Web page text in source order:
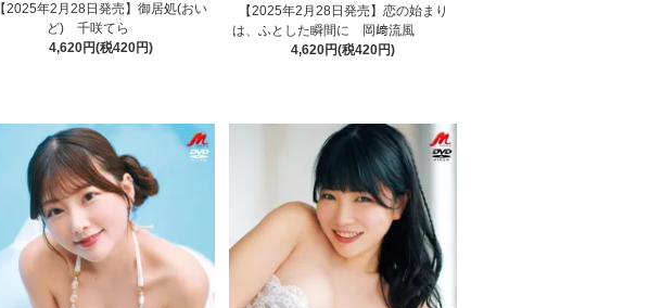
【2025年2月28日発売】御居処(おい
ど) 千咲てら
4,620円(税420円)
【2025年2月28日発売】恋の始まり
は、ふとした瞬間に 岡﨑流風
4,620円(税420円)